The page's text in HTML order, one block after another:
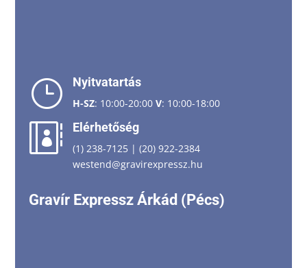
} Nyitvatartás
H-SZ: 10:00-20:00 V: 10:00-18:00
 Elérhetőség
(1) 238-7125| (20) 922-2384
westend@gravirexpressz.hu
Gravír Expressz Árkád (Pécs)